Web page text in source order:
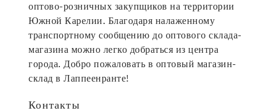
оптово-розничных закупщиков на территории
Южной Карелии. Благодаря налаженному
транспортному сообщению до оптового склада-
магазина можно легко добраться из центра
города. Добро пожаловать в оптовый магазин-
склад в Лаппеенранте!
Контакты